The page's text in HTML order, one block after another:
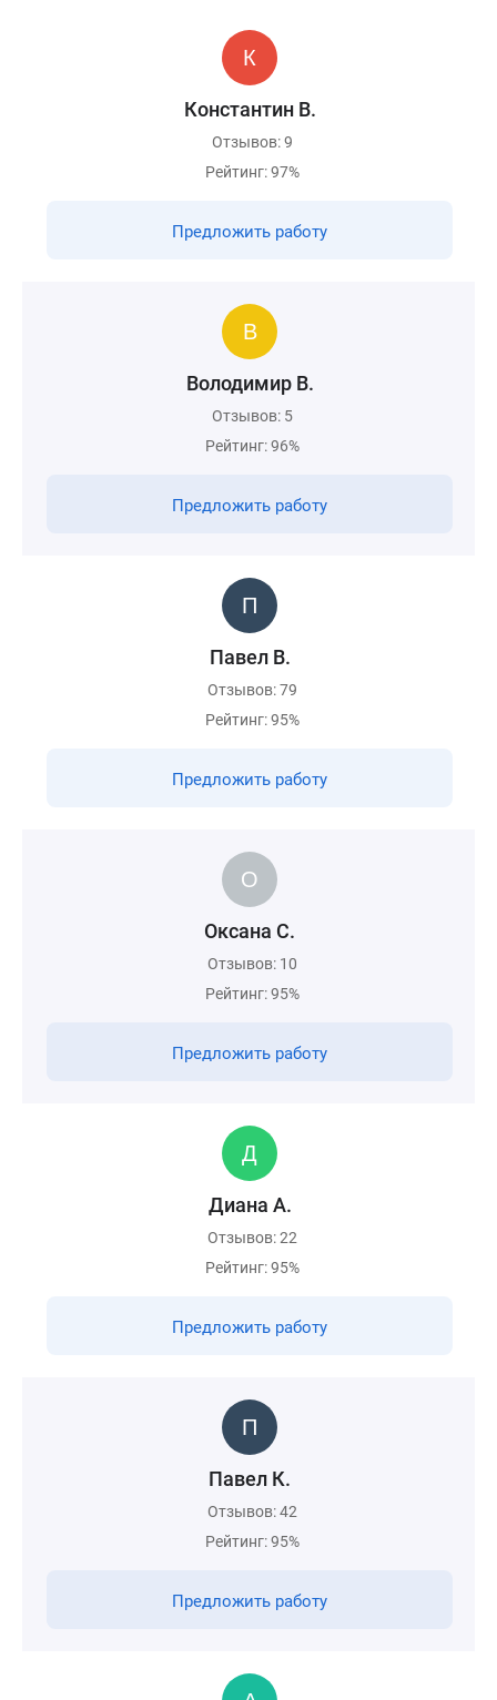
Константин В.
Отзывов: 9
Рейтинг: 97%
Предложить работу
Володимир В.
Отзывов: 5
Рейтинг: 96%
Предложить работу
Павел В.
Отзывов: 79
Рейтинг: 95%
Предложить работу
Оксана С.
Отзывов: 10
Рейтинг: 95%
Предложить работу
Диана А.
Отзывов: 22
Рейтинг: 95%
Предложить работу
Павел К.
Отзывов: 42
Рейтинг: 95%
Предложить работу